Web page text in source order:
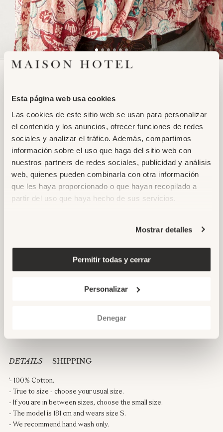
Esta página web usa cookies
Las cookies de este sitio web se usan para personalizar
el contenido y los anuncios, ofrecer funciones de redes
sociales y analizar el tráfico. Además, compartimos
información sobre el uso que haga del sitio web con
nuestros partners de redes sociales, publicidad y análisis
web, quienes pueden combinarla con otra información
que les haya proporcionado o que hayan recopilado a
partir del uso que haya hecho de sus servicios.
Mostrar detalles
Permitir todas y cerrar
Personalizar
Denegar
129,95€99,95€
A tapestry of movement and color, this blouse is crafted in airy
aquatic turquoise ripple across the fabric like a dance between fire
and water.
Intricate pleats and a relaxed silhouette create a balance of
button placket adds an artisanal touch.
XS S M L XL
ADD TO CART
DETAILS SHIPPING
'- 100% Cotton.
- True to size - choose your usual size.
- If you are in between sizes, choose the small size.
- The model is 181 cm and wears size S.
- We recommend hand wash only.
to
cart